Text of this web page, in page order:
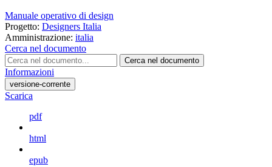
Manuale operativo di design
Progetto: Designers Italia
Amministrazione: italia
Cerca nel documento
Cerca nel documento
Informazioni
versione-corrente
Scarica
pdf
html
epub